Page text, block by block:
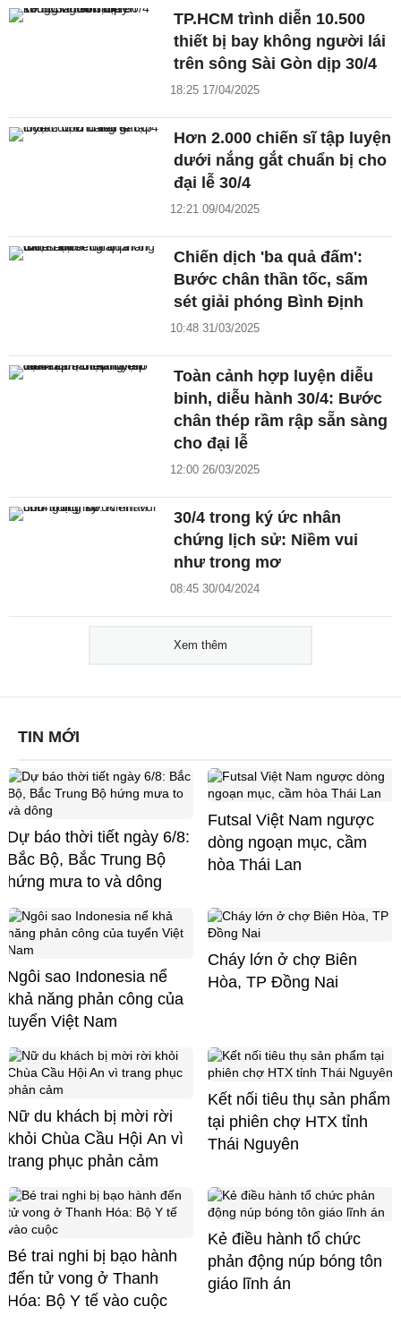
TP.HCM trình diễn 10.500
thiết bị bay không người lái
trên sông Sài Gòn dịp 30/4
18:25 17/04/2025
Hơn 2.000 chiến sĩ tập luyện
dưới nắng gắt chuẩn bị cho
đại lễ 30/4
12:21 09/04/2025
Chiến dịch 'ba quả đấm':
Bước chân thần tốc, sấm
sét giải phóng Bình Định
10:48 31/03/2025
Toàn cảnh hợp luyện diễu
binh, diễu hành 30/4: Bước
chân thép rầm rập sẵn sàng
cho đại lễ
12:00 26/03/2025
30/4 trong ký ức nhân
chứng lịch sử: Niềm vui
như trong mơ
08:45 30/04/2024
Xem thêm
TIN MỚI
Dự báo thời tiết ngày 6/8:
Bắc Bộ, Bắc Trung Bộ
hứng mưa to và dông
Futsal Việt Nam ngược
dòng ngoạn mục, cầm
hòa Thái Lan
Ngôi sao Indonesia nể
khả năng phản công của
tuyển Việt Nam
Cháy lớn ở chợ Biên
Hòa, TP Đồng Nai
Nữ du khách bị mời rời
khỏi Chùa Cầu Hội An vì
trang phục phản cảm
Kết nối tiêu thụ sản phẩm
tại phiên chợ HTX tỉnh
Thái Nguyên
Bé trai nghi bị bạo hành
đến tử vong ở Thanh
Hóa: Bộ Y tế vào cuộc
Kẻ điều hành tổ chức
phản động núp bóng tôn
giáo lĩnh án